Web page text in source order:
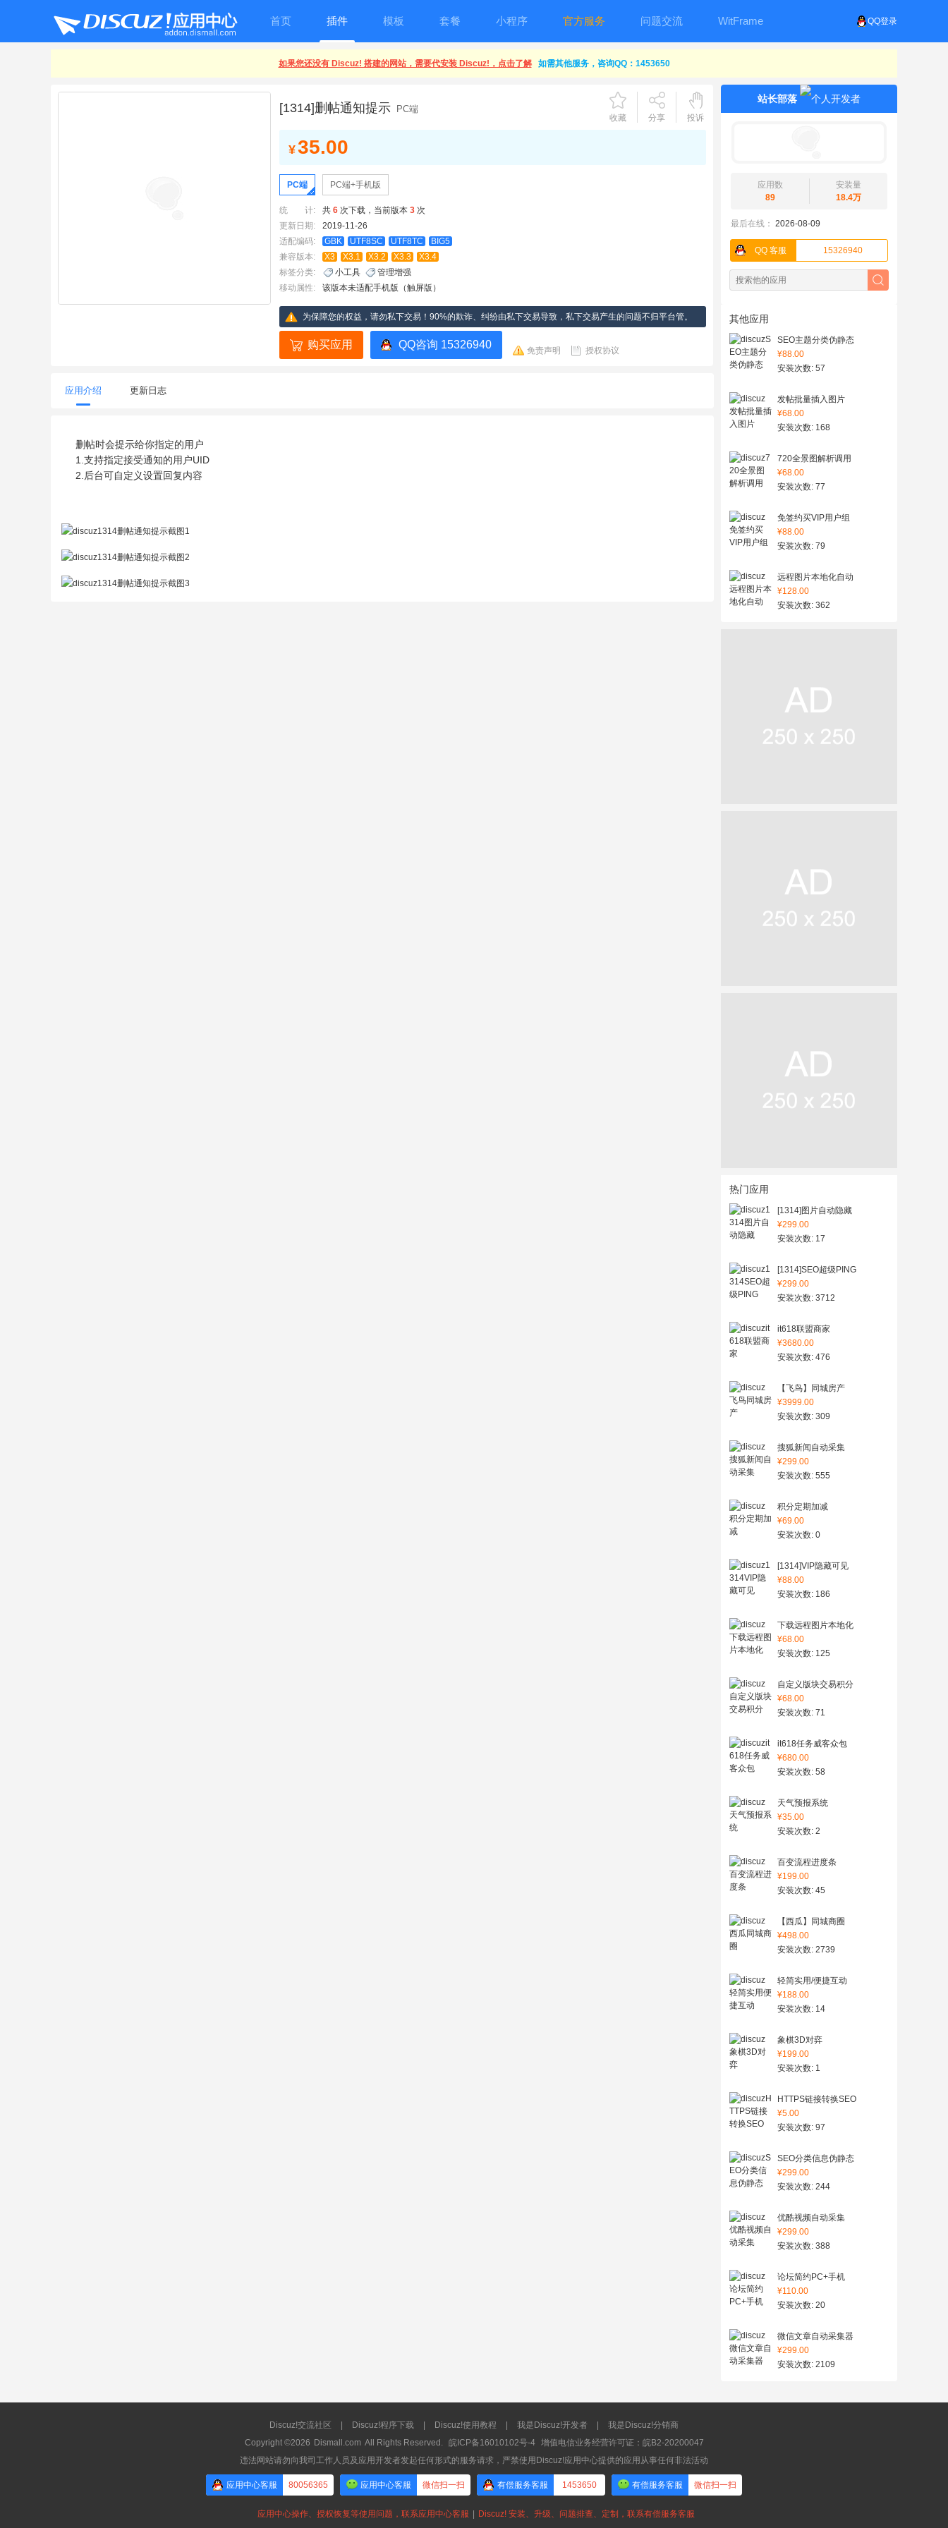
QQ登录
首页 插件 模板 套餐 小程序 官方服务 问题交流 WitFrame
如果您还没有 Discuz! 搭建的网站，需要代安装 Discuz!，点击了解 如需其他服务，咨询QQ：1453650
站长部落
应用数
89
安装量
18.4万
最后在线： 2026-08-09
QQ 客服 15326940
其他应用
SEO主题分类伪静态
¥88.00
安装次数: 57
发帖批量插入图片
¥68.00
安装次数: 168
720全景图解析调用
¥68.00
安装次数: 77
免签约买VIP用户组
¥88.00
安装次数: 79
远程图片本地化自动
¥128.00
安装次数: 362
热门应用
[1314]图片自动隐藏
¥299.00
安装次数: 17
[1314]SEO超级PING
¥299.00
安装次数: 3712
it618联盟商家
¥3680.00
安装次数: 476
【飞鸟】同城房产
¥3999.00
安装次数: 309
搜狐新闻自动采集
¥299.00
安装次数: 555
积分定期加减
¥69.00
安装次数: 0
[1314]VIP隐藏可见
¥88.00
安装次数: 186
下载远程图片本地化
¥68.00
安装次数: 125
自定义版块交易积分
¥68.00
安装次数: 71
it618任务威客众包
¥680.00
安装次数: 58
天气预报系统
¥35.00
安装次数: 2
百变流程进度条
¥199.00
安装次数: 45
【西瓜】同城商圈
¥498.00
安装次数: 2739
轻简实用/便捷互动
¥188.00
安装次数: 14
象棋3D对弈
¥199.00
安装次数: 1
HTTPS链接转换SEO
¥5.00
安装次数: 97
SEO分类信息伪静态
¥299.00
安装次数: 244
优酷视频自动采集
¥299.00
安装次数: 388
论坛简约PC+手机
¥110.00
安装次数: 20
微信文章自动采集器
¥299.00
安装次数: 2109
[1314]删帖通知提示 PC端
收藏 分享 投诉
¥35.00
PC端 PC端+手机版
统 计: 共 6 次下载，当前版本 3 次
更新日期:
2019-11-26
适配编码:
GBK UTF8SC UTF8TC
BIG5
兼容版本:
X3 X3.1 X3.2 X3.3
X3.4
标签分类:
小工具
管理增强
移动属性:
该版本未适配手机版（触屏版）
为保障您的权益，请勿私下交易！90%的欺诈、纠纷由私下交易导致，私下交易产生的问题不归平台管。
购买应用 QQ咨询 15326940 免责声明 授权协议
应用介绍 更新日志
删帖时会提示给你指定的用户
1.支持指定接受通知的用户UID
2.后台可自定义设置回复内容
Discuz!交流社区 Discuz!程序下载 Discuz!使用教程 我是Discuz!开发者
我是Discuz!分销商
Copyright ©2026 Dismall.com All Rights Reserved. 皖ICP备16010102号-4
增值电信业务经营许可证：皖B2-20200047
违法网站请勿向我司工作人员及应用开发者发起任何形式的服务请求，严禁使用Discuz!应用中心提供的应用从事任何非法活动
应用中心客服 80056365 应用中心客服 微信扫一扫 有偿服务客服 1453650 有偿服务客服 微信扫一扫
应用中心操作、授权恢复等使用问题，联系应用中心客服 Discuz! 安装、升级、问题排查、定制，联系有偿服务客服